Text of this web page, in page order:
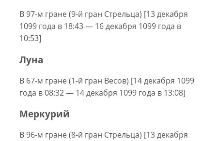
В 97-м гране (9-й гран Стрельца) [13 декабря
1099 года в 18:43 — 16 декабря 1099 года в
10:53]
Луна
В 67-м гране (1-й гран Весов) [14 декабря 1099
года в 08:32 — 14 декабря 1099 года в 13:08]
Меркурий
В 96-м гране (8-й гран Стрельца) [13 декабря